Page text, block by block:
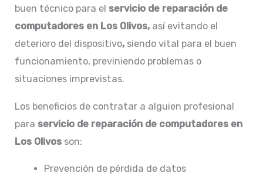
buen técnico para el servicio de reparación de
computadores en Los Olivos, así evitando el
deterioro del dispositivo, siendo vital para el buen
funcionamiento, previniendo problemas o
situaciones imprevistas.
Los beneficios de contratar a alguien profesional
para servicio de reparación de computadores en
Los Olivos son:
Prevención de pérdida de datos